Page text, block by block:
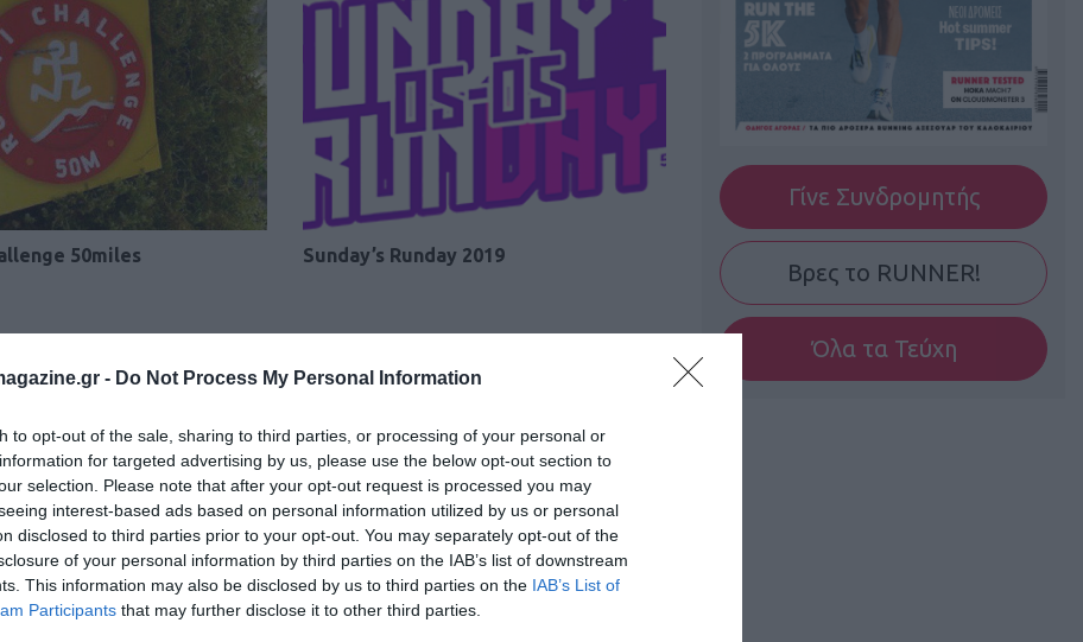
- Do Not Process My Personal Information
to opt-out of the sale, sharing to third parties, or processing of your personal or
for targeted advertising by us, please use the below opt-out section to
selection. Please note that after your opt-out request is processed you may
interest-based ads based on personal information utilized by us or personal
disclosed to third parties prior to your opt-out. You may separately opt-out of the
of your personal information by third parties on the IAB’s list of downstream
This information may also be disclosed by us to third parties on the IAB’s List of
Participants that may further disclose it to other third parties.
50miles Sunday’s Runday 2019
Γίνε Συνδρομητής
Βρες το RUNNER!
Όλα τα Τεύχη